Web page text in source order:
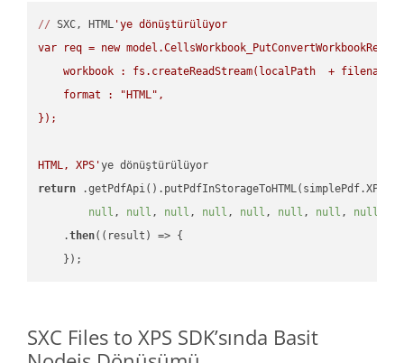
// SXC, HTML 'ye dönüştürülüyor
var req = new
workbook : fs.createReadStream(localPath  + filename
    format : "HTML",
});
HTML, XPS'
return
null , null , null , null , null , null , null , null
    .
then( (result) => {
SXC Files to XPS SDK’sında Basit